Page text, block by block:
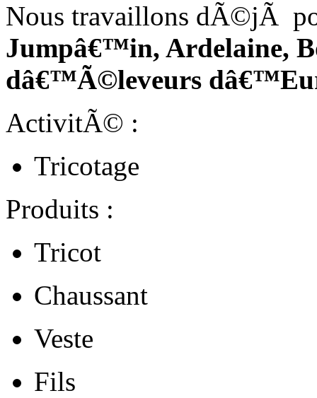
Nous travaillons dÃ©jÃ
Jumpâ€™in, Ardelaine,
dâ€™Ã©leveurs
ActivitÃ© :
Tricotage
Produits :
Tricot
Chaussant
Veste
Fils